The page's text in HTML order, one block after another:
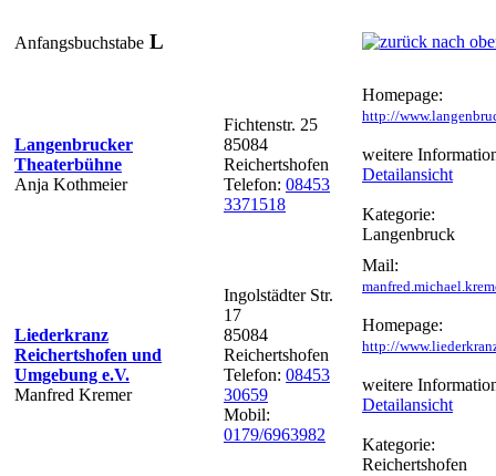
Anfangsbuchstabe L
Langenbrucker
Theaterbühne
Anja Kothmeier
Fichtenstr. 25
85084
Reichertshofen
Telefon: 08453
3371518
Homepage:
http://
weitere
Detailansicht
Kategorie:
Langenbruck
Liederkranz
Reichertshofen und
Umgebung e.V.
Manfred Kremer
Ingolstädter Str.
17
85084
Reichertshofen
Telefon: 08453
30659
Mobil:
0179/6963982
Mail:
Homepage:
http://
weitere
Detailansicht
Kategorie:
Reichertshofen